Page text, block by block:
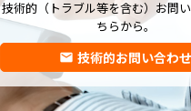
技術的（トラブル等を含む）お問
ちらから。
email 技術的お問い合わせ